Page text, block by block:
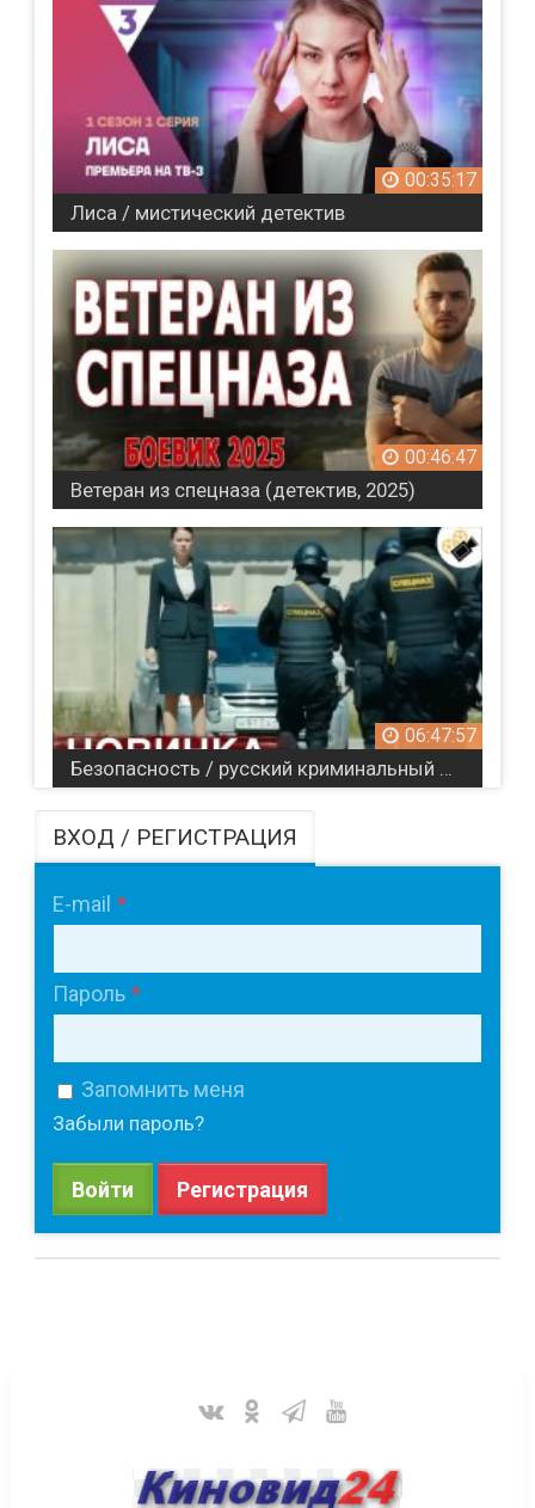
00:35:17
Лиса / мистический детектив
00:46:47
Ветеран из спецназа (детектив, 2025)
06:47:57
ВХОД / РЕГИСТРАЦИЯ
E-mail
Пароль
Запомнить меня
Забыли пароль?
Войти Регистрация